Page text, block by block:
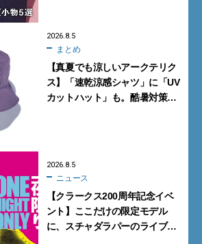
2026.8.5
まとめ
【真夏でも涼しいアークテリク
ス】「速乾涼感シャツ」に「UV
カットハット」も。酷暑対策に
2026.8.5
ニュース
【クラークス200周年記念イベ
ント】ここだけの限定モデル
に、スチャダラパーのライブ